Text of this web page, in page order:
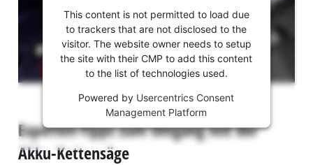
Zustimmung,
um Youtube
laden zu
können!
This
not
permitted
to
This content is not permitted to load due
to trackers that are not disclosed to the
visitor. The website owner needs to setup
the site with their CMP to add this content
to the list of technologies used.
Powered by Usercentrics Consent
Management Platform
Experten-Tipps zum Umgang mit der
Akku-Kettensäge